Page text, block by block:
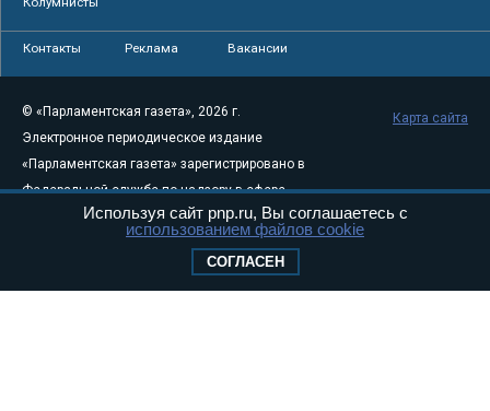
Контакты Реклама Вакансии
© «Парламентская газета», 2026 г.
Электронное периодическое издание
«Парламентская газета» зарегистрировано в
Федеральной службе по надзору в сфере
связи, информационных технологий и
массовых коммуникаций (Роскомнадзор) 05
Свидетельство о регистрации Эл № ФС77-
Карта сайта
Используя сайт pnp.ru, Вы соглашаетесь с
использованием файлов cookie
СОГЛАСЕН